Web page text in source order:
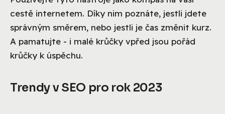
cestě internetem. Díky nim poznáte, jestli jdete
správným směrem, nebo jestli je čas změnit kurz.
A pamatujte - i malé krůčky vpřed jsou pořád
krůčky k úspěchu.
Trendy v SEO pro rok 2023